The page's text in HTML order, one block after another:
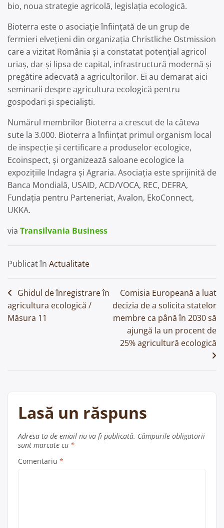
bio, noua strategie agricolă, legislația ecologică.
Bioterra este o asociație înființată de un grup de
fermieri elveţieni din organizaţia Christliche Ostmission
care a vizitat România şi a constatat potenţial agricol
uriaş, dar și lipsa de capital, infrastructură modernă și
pregătire adecvată a agricultorilor. Ei au demarat aici
seminarii despre agricultura ecologică pentru
gospodari și specialişti.
Numărul membrilor Bioterra a crescut de la câteva
sute la 3.000. Bioterra a înființat primul organism local
de inspecţie şi certificare a produselor ecologice,
Ecoinspect, și organizează saloane ecologice la
expozițiile Indagra și Agraria. Asociația este sprijinită de
Banca Mondială, USAID, ACD/VOCA, REC, DEFRA,
Fundaţia pentru Parteneriat, Avalon, EkoConnect,
UKKA.
via Transilvania Business
Publicat în Actualitate
Navigare
în
articole
Ghidul de înregistrare în
agricultura ecologică /
Măsura 11
Comisia Europeană a luat
decizia de a solicita statelor
membre ca până în 2030 să
ajungă la un procent de
25% agricultură ecologică
Lasă un răspuns
Adresa ta de email nu va fi publicată. Câmpurile obligatorii
sunt marcate cu *
Comentariu *